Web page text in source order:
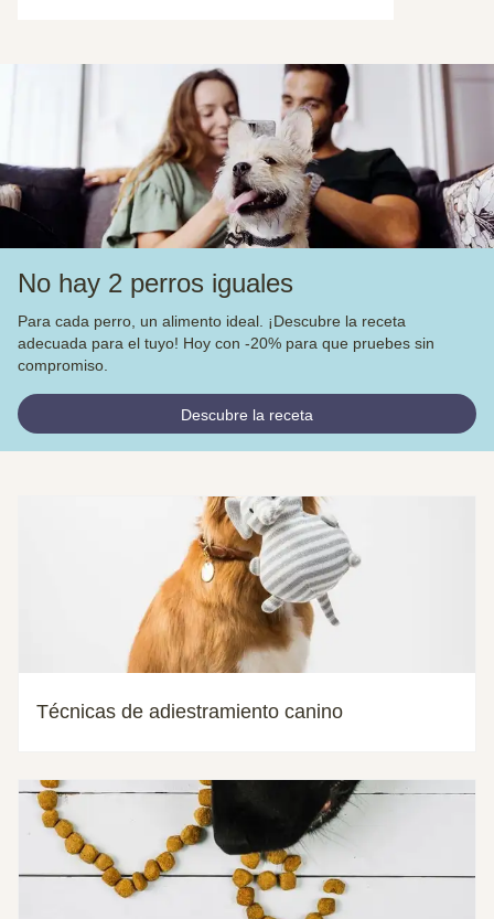
No hay 2 perros iguales
Para cada perro, un alimento ideal. ¡Descubre la receta
adecuada para el tuyo! Hoy con -20% para que pruebes sin
compromiso.
Descubre la receta
Técnicas de adiestramiento canino